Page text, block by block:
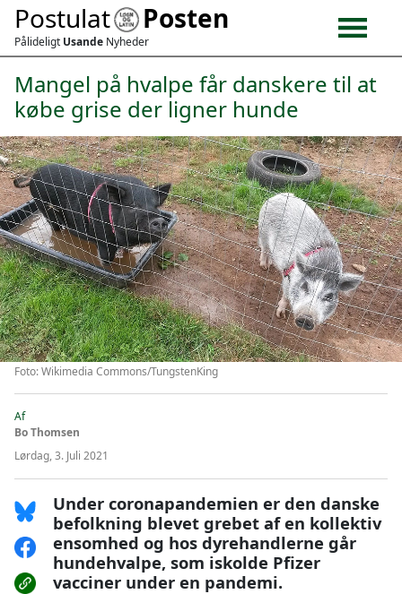
Postulat Posten
Pålideligt Usande Nyheder
Mangel på hvalpe får danskere til at
købe grise der ligner hunde
Foto: Wikimedia Commons/TungstenKing
Af
Bo Thomsen
Lørdag, 3. Juli 2021
Under coronapandemien er den danske
befolkning blevet grebet af en kollektiv
ensomhed og hos dyrehandlerne går
hundehvalpe, som iskolde Pfizer
vacciner under en pandemi.